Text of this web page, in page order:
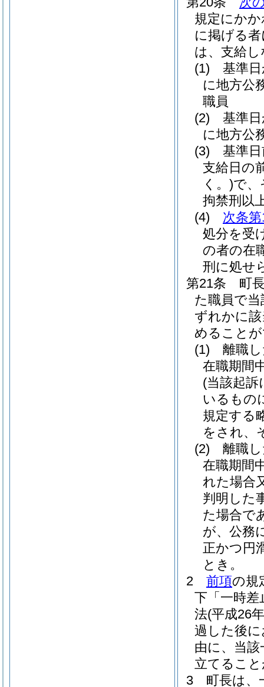
規定にか
に掲げる
は、支給
(1)
基準
に地方公
職員
(2)
基準
に地方公
(3)
基準
支給日の
く。)で、
拘禁刑以
(4)
次条
処分を受
の者の在
刑に処せ
第21条
町
た職員で
ずれかに
めること
(1)
離職
在職期間
(当該起
いるもの
規定する
をされ、
(2)
離職
在職期間
れた場合
判明した
た場合で
が、公務
正かつ円
とき。
2
前項の規
下「一時差
法(平成26
過した後
由に、当
立てるこ
3
町長は、